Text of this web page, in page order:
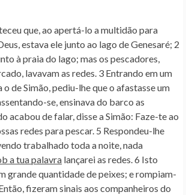
que, ao apertá-lo a multidão para
estava ele junto ao lago de Genesaré; 2
à praia do lago; mas os pescadores,
lavavam as redes. 3 Entrando em um
o de Simão, pediu-lhe que o afastasse um
se, ensinava do barco as
acabou de falar, disse a Simão: Faze-te ao
redes para pescar. 5 Respondeu-lhe
trabalhado toda a noite, nada
a tua palavra lançarei as redes. 6 Isto
grande quantidade de peixes; e rompiam-
fizeram sinais aos companheiros do